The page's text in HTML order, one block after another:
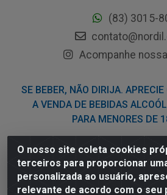
O nosso site coleta cookies
terceiros para proporcionar
personalizada ao usuário,
relevante de acordo com o seu
(83) 3015-
Acompanhe
SE BEBER, NÃO DIRIJA.
A VENDA DE BEBIDAS
PARA MENORES DE
Nordil Distribuidora - Avenida
Sesi - Bayeux/PB - CEP
03.775.813/0001-